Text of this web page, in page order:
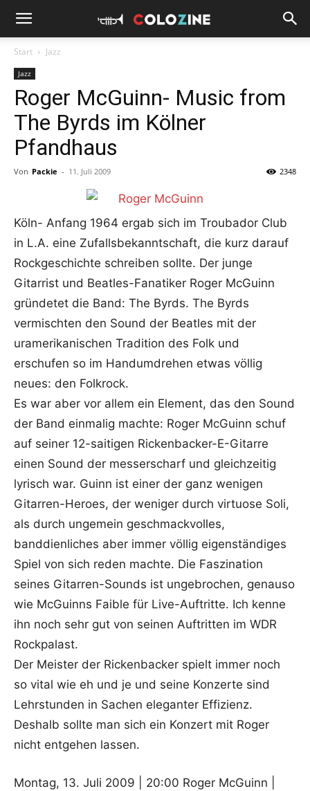
Start Jazz
Jazz
Roger McGuinn- Music from
The Byrds im Kölner
Pfandhaus
Von Packie - 11. Juli 2009 2348
Köln- Anfang 1964 ergab sich im Troubador Club
in L.A. eine Zufallsbekanntschaft, die kurz darauf
Rockgeschichte schreiben sollte. Der junge
Gitarrist und Beatles-Fanatiker Roger McGuinn
gründetet die Band: The Byrds. The Byrds
vermischten den Sound der Beatles mit der
uramerikanischen Tradition des Folk und
erschufen so im Handumdrehen etwas völlig
neues: den Folkrock.
Es war aber vor allem ein Element, das den Sound
der Band einmalig machte: Roger McGuinn schuf
auf seiner 12-saitigen Rickenbacker-E-Gitarre
einen Sound der messerscharf und gleichzeitig
lyrisch war. Guinn ist einer der ganz wenigen
Gitarren-Heroes, der weniger durch virtuose Soli,
als durch ungemein geschmackvolles,
banddienliches aber immer völlig eigenständiges
Spiel von sich reden machte. Die Faszination
seines Gitarren-Sounds ist ungebrochen, genauso
wie McGuinns Faible für Live-Auftritte. Ich kenne
ihn noch sehr gut von seinen Auftritten im WDR
Rockpalast.
Der Meister der Rickenbacker spielt immer noch
so vital wie eh und je und seine Konzerte sind
Lehrstunden in Sachen eleganter Effizienz.
Deshalb sollte man sich ein Konzert mit Roger
nicht entgehen lassen.
Montag, 13. Juli 2009 | 20:00 Roger McGuinn |